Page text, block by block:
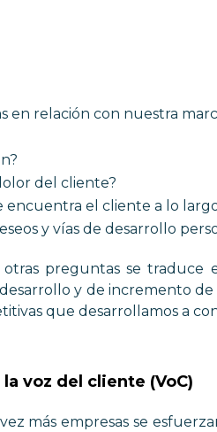
en relación con nuestra
del cliente?
encuentra el cliente a lo
y vías de desarrollo
otras preguntas se traduce
y de incremento de
que desarrollamos a
voz del cliente (VoC)
más empresas se